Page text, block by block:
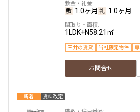
三井の賃貸 当社限定物件
お問合せ
15階１５０８
1.0ヶ月 1.0ヶ月
1LDK+N58.21㎡
三井の賃貸 当社限定物件
お問合せ
新着 賃料改定